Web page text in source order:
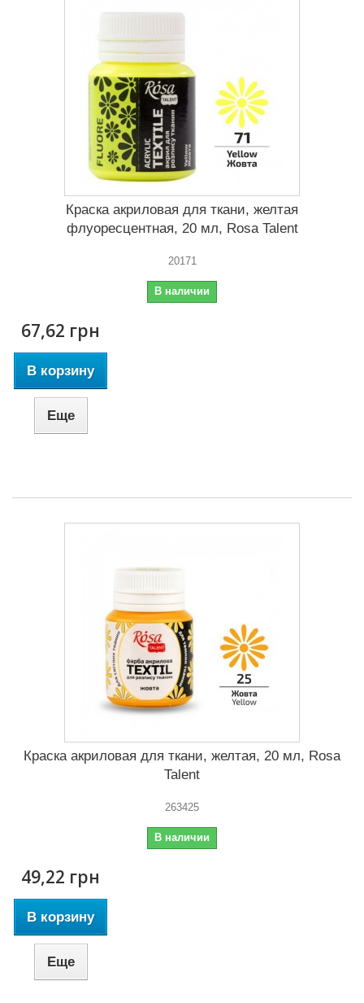
Краска акриловая для ткани, желтая
флуоресцентная, 20 мл, Rosa Talent
20171
В наличии
67,62 грн
В корзину
Еще
Краска акриловая для ткани, желтая, 20 мл, Rosa
Talent
263425
В наличии
49,22 грн
В корзину
Еще